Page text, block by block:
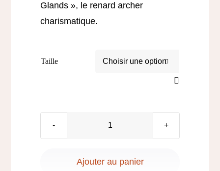
Glands », le renard archer
charismatique.
Taille 
T-
Ajouter au panier